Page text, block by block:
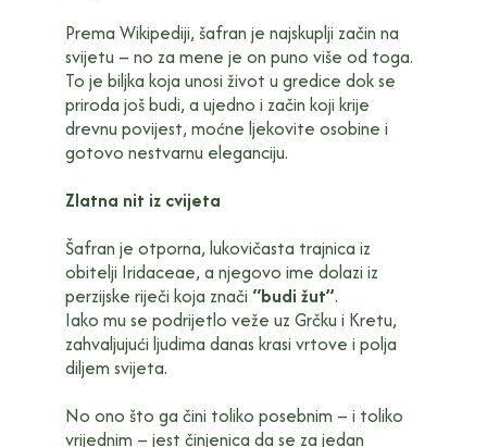
Prema Wikipediji, šafran je najskuplji začin na
svijetu – no za mene je on puno više od toga.
To je biljka koja unosi život u gredice dok se
priroda još budi, a ujedno i začin koji krije
drevnu povijest, moćne ljekovite osobine i
gotovo nestvarnu eleganciju.
Zlatna nit iz cvijeta
Šafran je otporna, lukovičasta trajnica iz
obitelji Iridaceae, a njegovo ime dolazi iz
perzijske riječi koja znači “budi žut”.
Iako mu se podrijetlo veže uz Grčku i Kretu,
zahvaljujući ljudima danas krasi vrtove i polja
diljem svijeta.
No ono što ga čini toliko posebnim – i toliko
vrijednim – jest činjenica da se za jedan